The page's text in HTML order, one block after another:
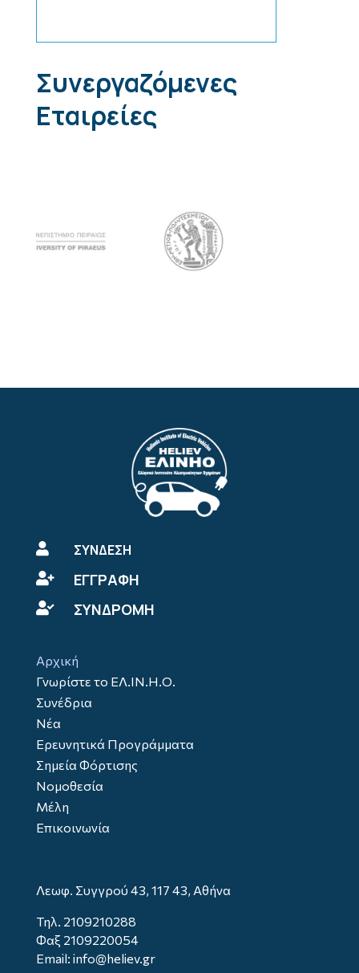
Συνεργαζόμενες
Εταιρείες
 ΣΥΝΔΕΣΗ
 ΕΓΓΡΑΦΗ
 ΣΥΝΔΡΟΜΗ
Αρχική
Γνωρίστε το ΕΛ.ΙΝ.Η.Ο.
Συνέδρια
Νέα
Ερευνητικά Προγράμματα
Σημεία Φόρτισης
Νομοθεσία
Μέλη
Επικοινωνία
Λεωφ. Συγγρού 43, 117 43, Αθήνα
Τηλ. 2109210288
Φαξ 2109220054
Email: info@heliev.gr